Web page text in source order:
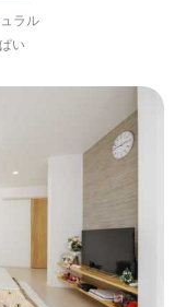
ラル
い